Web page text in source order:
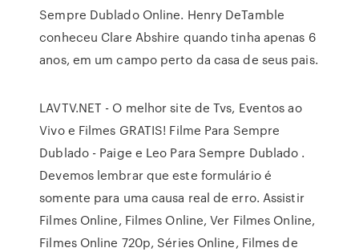
Sempre Dublado Online. Henry DeTamble
conheceu Clare Abshire quando tinha apenas 6
anos, em um campo perto da casa de seus pais.
LAVTV.NET - O melhor site de Tvs, Eventos ao
Vivo e Filmes GRATIS! Filme Para Sempre
Dublado - Paige e Leo Para Sempre Dublado .
Devemos lembrar que este formulário é
somente para uma causa real de erro. Assistir
Filmes Online, Filmes Online, Ver Filmes Online,
Filmes Online 720p, Séries Online, Filmes de